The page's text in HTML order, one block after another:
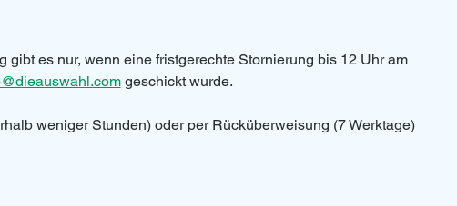
gibt es nur, wenn eine fristgerechte Stornierung bis 12 Uhr am
geschickt wurde.
weniger Stunden) oder per Rücküberweisung (7 Werktage)